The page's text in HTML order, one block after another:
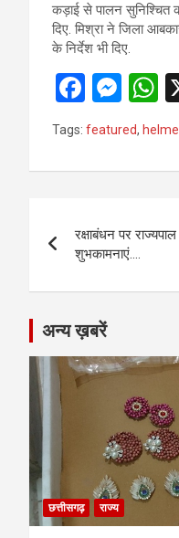
कड़ाई से पालन सुनिश्चित
दिए. मिश्रा ने जिला
के निर्देश भी दिए.
F
a
ce
b
o
k
M
es
se
n
er
h
s
p
Tags: featured,
navigation
रक्षाबंधन पर
शुभकामनाएं….
अन्य ख़बरें
छत्तीसगढ़ राज्य